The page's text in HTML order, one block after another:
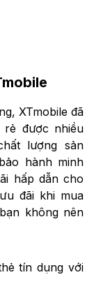
XTmobile đã
được nhiều
lượng sản
hành minh
hấp dẫn cho
đãi khi mua
không nên
tín dụng với